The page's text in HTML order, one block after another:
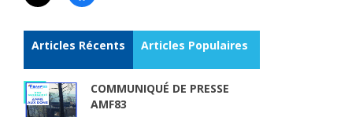
Articles Récents Articles Populaires
COMMUNIQUÉ DE PRESSE
AMF83